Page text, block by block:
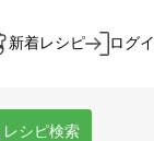
新着レシピ ログ
レシピ検索